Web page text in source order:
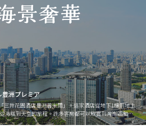
洲プレミア
三井花園酒店豊洲普米爾」。這家酒店從地下1樓到地上
海底到天空的旅程。許多客房都可以欣賞到灣岸區和市
頂樓設有正宗的義式餐廳、與大廳相連的酒吧和大浴